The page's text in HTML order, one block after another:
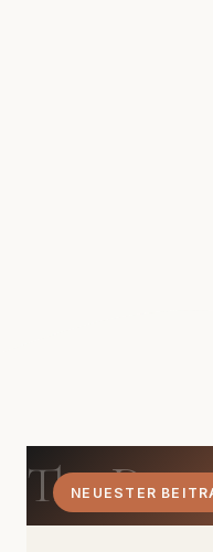
The Dom
NEUESTER